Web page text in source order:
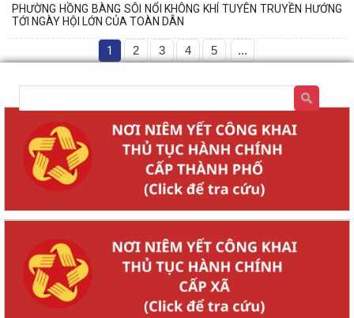
PHƯỜNG HỒNG BÀNG SÔI NỔI KHÔNG KHÍ TUYÊN TRUYỀN HƯỚNG
TỚI NGÀY HỘI LỚN CỦA TOÀN DÂN
1 2 3 4 5 ...